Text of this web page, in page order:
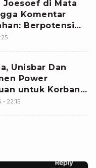
Joesoef di Mata
Komentar
Berpotensi
Kebijakan
Unisbar Dan
Power
untuk Korban
- 22:15